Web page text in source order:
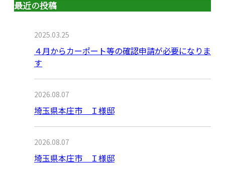
最近の投稿
2025.03.25
４月からカーポート等の確認申請が必要になりま
す
2026.08.07
埼玉県本庄市 Ｉ様邸
2026.08.07
埼玉県本庄市 Ｉ様邸